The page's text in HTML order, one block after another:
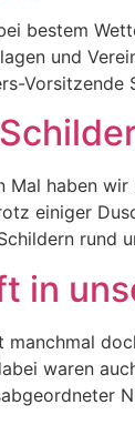
bestem
und
Mal haben
einiger
rund
in
waren